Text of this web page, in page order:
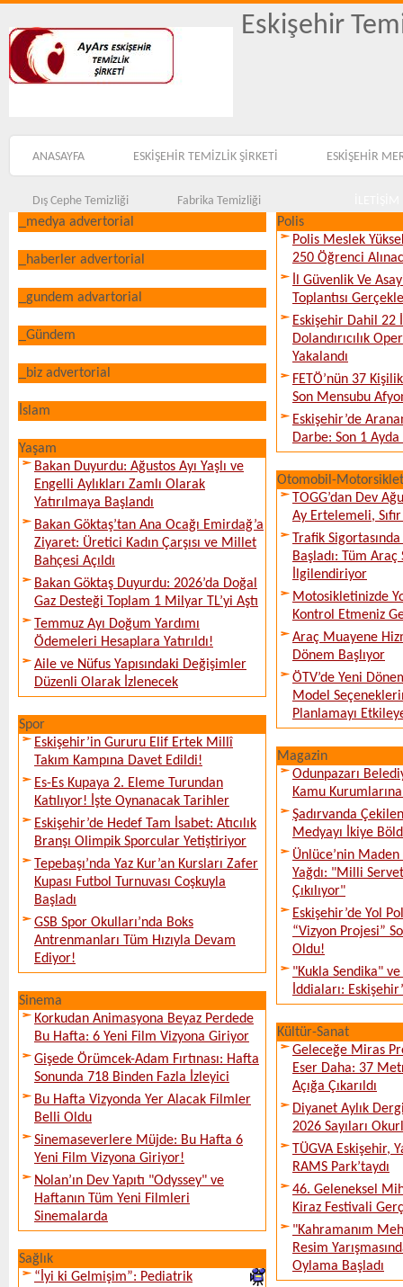
Eskişehir
ANASAYFA ESKİŞEHİR TEMİZLİK ŞİRKETİ ESKİŞEHİR
Dış Cephe Temizliği Fabrika Temizliği
_medya advertorial
_haberler advertorial
_gundem advartorial
_Gündem
_biz advertorial
İslam
Yaşam
Bakan Duyurdu: Ağustos Ayı Yaşlı ve
Engelli Aylıkları Zamlı Olarak
Yatırılmaya Başlandı
Bakan Göktaş’tan Ana Ocağı Emirdağ’a
Ziyaret: Üretici Kadın Çarşısı ve Millet
Bahçesi Açıldı
Bakan Göktaş Duyurdu: 2026’da Doğal
Gaz Desteği Toplam 1 Milyar TL’yi Aştı
Temmuz Ayı Doğum Yardımı
Ödemeleri Hesaplara Yatırıldı!
Aile ve Nüfus Yapısındaki Değişimler
Düzenli Olarak İzlenecek
Spor
Eskişehir’in Gururu Elif Ertek Millî
Takım Kampına Davet Edildi!
Es-Es Kupaya 2. Eleme Turundan
Katılıyor! İşte Oynanacak Tarihler
Eskişehir’de Hedef Tam İsabet: Atıcılık
Branşı Olimpik Sporcular Yetiştiriyor
Tepebaşı’nda Yaz Kur’an Kursları Zafer
Kupası Futbol Turnuvası Coşkuyla
Başladı
GSB Spor Okulları’nda Boks
Antrenmanları Tüm Hızıyla Devam
Ediyor!
Sinema
Korkudan Animasyona Beyaz Perdede
Bu Hafta: 6 Yeni Film Vizyona Giriyor
Gişede Örümcek-Adam Fırtınası: Hafta
Sonunda 718 Binden Fazla İzleyici
Bu Hafta Vizyonda Yer Alacak Filmler
Belli Oldu
Sinemaseverlere Müjde: Bu Hafta 6
Yeni Film Vizyona Giriyor!
Nolan’ın Dev Yapıtı "Odyssey" ve
Haftanın Tüm Yeni Filmleri
Sinemalarda
Sağlık
“İyi ki Gelmişim”: Pediatrik
Polis
Polis Meslek
250 Öğrenci
İl Güvenlik Ve
Toplantısı
Eskişehir Dahil
Dolandırıcılık
Yakalandı
FETÖ’nün 37
Son Mensubu
Eskişehir’de
Darbe: Son 1 Ayda
Otomobil-Motorsiklet
TOGG’dan Dev
Ay Ertelemeli,
Trafik
Başladı: Tüm
İlgilendiriyor
Motosikletinizde
Kontrol Etmeniz
Araç Muayene
Dönem Başlıyor
ÖTV’de Yeni
Model
Planlamayı
Magazin
Odunpazarı
Kamu Kurumlarına
Şadırvanda
Medyayı İkiye
Ünlüce’nin Maden
Yağdı: "Milli
Çıkılıyor"
Eskişehir’de Yol
“Vizyon Projesi”
Oldu!
"Kukla Sendika"
İddiaları:
Kültür-Sanat
Geleceğe Miras
Eser Daha: 37
Açığa Çıkarıldı
Diyanet Aylık
2026 Sayıları
TÜGVA Eskişehir,
RAMS Park’taydı
46. Geleneksel
Kiraz Festivali
"Kahramanım
Resim
Oylama Başladı